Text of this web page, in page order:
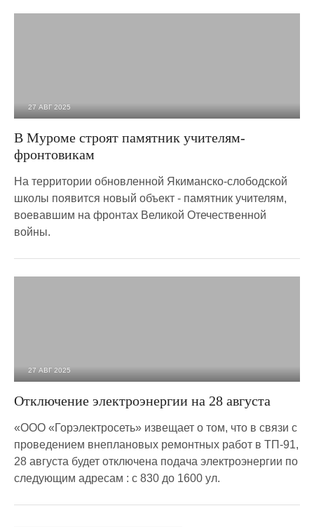
27 АВГ 2025
В Муроме строят памятник учителям-
фронтовикам
На территории обновленной Якиманско-слободской
школы появится новый объект - памятник учителям,
воевавшим на фронтах Великой Отечественной
войны.
27 АВГ 2025
Отключение электроэнергии на 28 августа
«ООО «Горэлектросеть» извещает о том, что в связи с
проведением внеплановых ремонтных работ в ТП-91,
28 августа будет отключена подача электроэнергии по
следующим адресам : с 830 до 1600 ул.